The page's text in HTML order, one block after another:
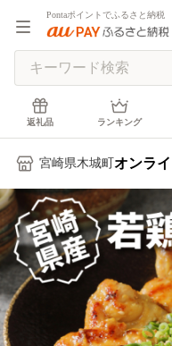
Pontaポイントでふるさと納税
返礼品 ランキング
宮崎県木城町 オンラ